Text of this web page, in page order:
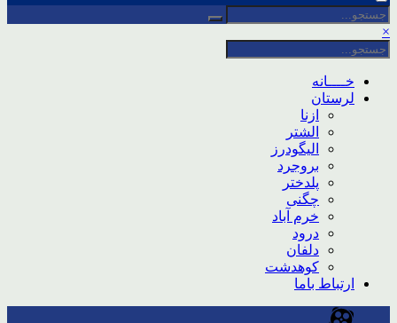
×
خــــانه
لرستان
ازنا
الشتر
الیگودرز
بروجرد
پلدختر
چگنی
خرم آباد
درود
دلفان
کوهدشت
ارتباط باما